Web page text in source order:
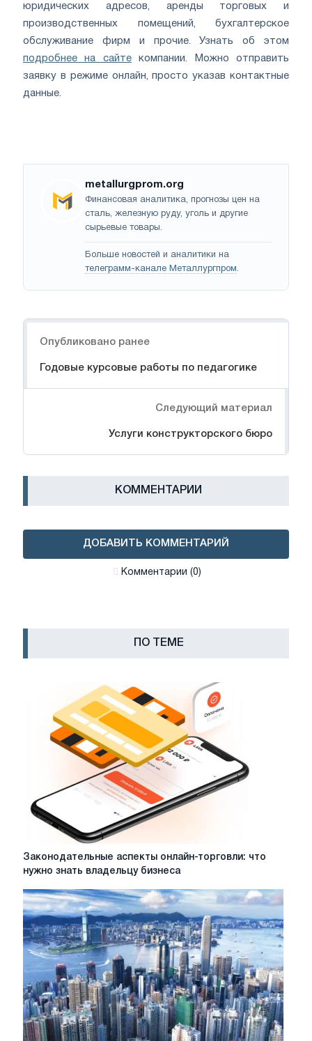
юридических адресов, аренды торговых и
производственных помещений, бухгалтерское
обслуживание фирм и прочие. Узнать об этом
подробнее на сайтекомпании. Можно отправить
заявку в режиме онлайн, просто указав контактные
данные.
metallurgprom.org
Финансовая аналитика, прогнозы цен на
сталь, железную руду, уголь и другие
сырьевые товары.
Больше новостей и аналитики на
телеграмм-канале Металлургпром.
Опубликовано ранее
Годовые курсовые работы по педагогике
Следующий материал
Услуги конструкторского бюро
КОММЕНТАРИИ
ДОБАВИТЬ КОММЕНТАРИЙ
Комментарии (0)
ПО ТЕМЕ
Законодательные
торговли:
что
нужно
знать
владельцу
бизнеса
Законодательные аспекты онлайн-торговли: что
нужно знать владельцу бизнеса